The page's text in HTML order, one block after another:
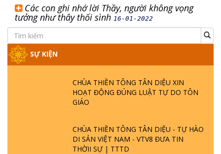
Các con ghi nhớ lời Thầy, người không vọng
tưởng như thây thối sình 16-01-2022
SỰ KIỆN
CHÙA THIỀN TÔNG TÂN DIỆU XIN
HOẠT ĐỘNG ĐÚNG LUẬT TỰ DO TÔN
GIÁO
CHÙA THIỀN TÔNG TÂN DIỆU - TỰ HÀO
DI SẢN VIỆT NAM - VTV8 ĐƯA TIN
THỜII SỰ | TTTD